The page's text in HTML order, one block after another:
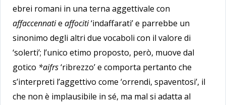
ebrei romani in una terna aggettivale con
affaccennatie affociti‘indaffarati’ e parrebbe un
sinonimo degli altri due vocaboli con il valore di
‘solerti’; l’unico etimo proposto, però, muove dal
gotico *aifrs‘ribrezzo’ e comporta pertanto che
s’interpreti l’aggettivo come ‘orrendi, spaventosi’, il
che non è implausibile in sé, ma mal si adatta al